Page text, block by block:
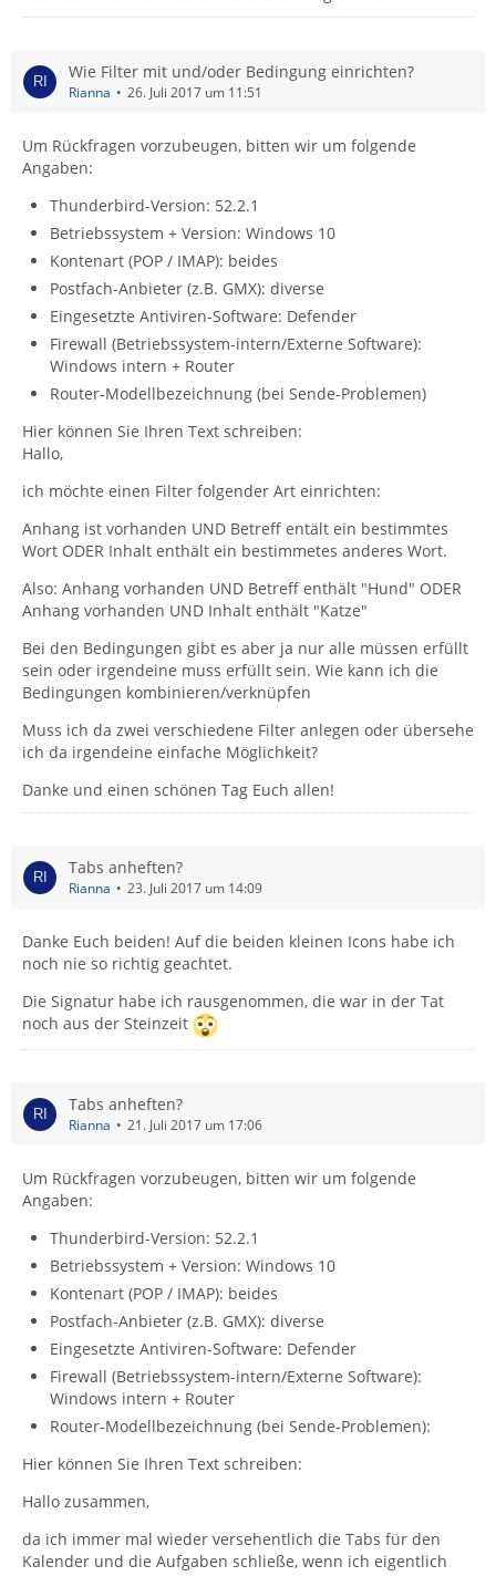
Wie Filter mit und/oder Bedingung einrichten?
Rianna 26. Juli 2017 um 11:51
Um Rückfragen vorzubeugen, bitten wir um folgende
Angaben:
Thunderbird-Version: 52.2.1
Betriebssystem + Version: Windows 10
Kontenart (POP / IMAP): beides
Postfach-Anbieter (z.B. GMX): diverse
Eingesetzte Antiviren-Software: Defender
Firewall (Betriebssystem-intern/Externe Software):
Windows intern + Router
Router-Modellbezeichnung (bei Sende-Problemen)
Hier können Sie Ihren Text schreiben:
Hallo,
ich möchte einen Filter folgender Art einrichten:
Anhang ist vorhanden UND Betreff entält ein bestimmtes
Wort ODER Inhalt enthält ein bestimmetes anderes Wort.
Also: Anhang vorhanden UND Betreff enthält "Hund" ODER
Anhang vorhanden UND Inhalt enthält "Katze"
Bei den Bedingungen gibt es aber ja nur alle müssen erfüllt
sein oder irgendeine muss erfüllt sein. Wie kann ich die
Bedingungen kombinieren/verknüpfen
Muss ich da zwei verschiedene Filter anlegen oder übersehe
ich da irgendeine einfache Möglichkeit?
Danke und einen schönen Tag Euch allen!
Tabs anheften?
Rianna 23. Juli 2017 um 14:09
Danke Euch beiden! Auf die beiden kleinen Icons habe ich
noch nie so richtig geachtet.
Die Signatur habe ich rausgenommen, die war in der Tat
noch aus der Steinzeit
Tabs anheften?
Rianna 21. Juli 2017 um 17:06
Um Rückfragen vorzubeugen, bitten wir um folgende
Angaben:
Thunderbird-Version: 52.2.1
Betriebssystem + Version: Windows 10
Kontenart (POP / IMAP): beides
Postfach-Anbieter (z.B. GMX): diverse
Eingesetzte Antiviren-Software: Defender
Firewall (Betriebssystem-intern/Externe Software):
Windows intern + Router
Router-Modellbezeichnung (bei Sende-Problemen):
Hier können Sie Ihren Text schreiben:
Hallo zusammen,
da ich immer mal wieder versehentlich die Tabs für den
Kalender und die Aufgaben schließe, wenn ich eigentlich